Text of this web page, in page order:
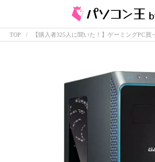
TOP 【購入者325人に聞いた！】ゲーミングPC